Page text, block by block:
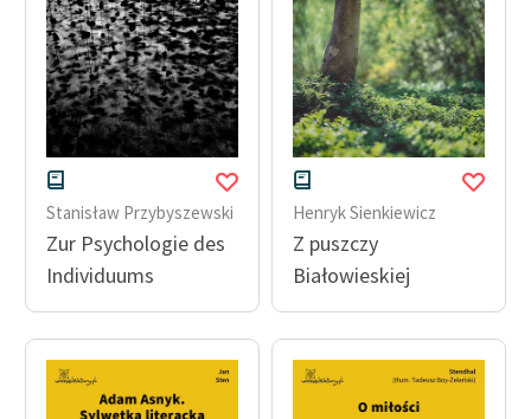
Stanisław Przybyszewski
Zur Psychologie des
Individuums
Henryk Sienkiewicz
Z puszczy
Białowieskiej